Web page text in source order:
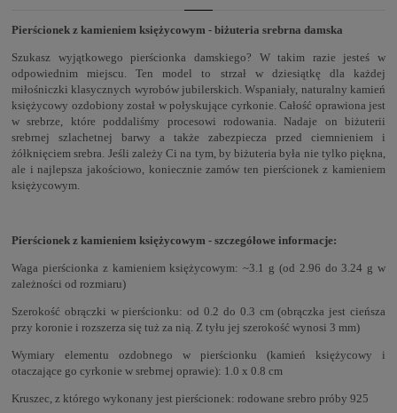
Pierścionek z kamieniem księżycowym - biżuteria srebrna damska
Szukasz wyjątkowego pierścionka damskiego? W takim razie jesteś w
odpowiednim miejscu. Ten model to strzał w dziesiątkę dla każdej
miłośniczki klasycznych wyrobów jubilerskich. Wspaniały, naturalny kamień
księżycowy ozdobiony został w połyskujące cyrkonie. Całość oprawiona jest
w srebrze, które poddaliśmy procesowi rodowania. Nadaje on biżuterii
srebrnej szlachetnej barwy a także zabezpiecza przed ciemnieniem i
żółknięciem srebra. Jeśli zależy Ci na tym, by biżuteria była nie tylko piękna,
ale i najlepsza jakościowo, koniecznie zamów ten pierścionek z kamieniem
księżycowym.
Pierścionek z kamieniem księżycowym - szczegółowe informacje:
Waga pierścionka z kamieniem księżycowym: ~3.1 g (od 2.96 do 3.24 g w
zależności od rozmiaru)
Szerokość obrączki w pierścionku: od 0.2 do 0.3 cm (obrączka jest cieńsza
przy koronie i rozszerza się tuż za nią. Z tyłu jej szerokość wynosi 3 mm)
Wymiary elementu ozdobnego w pierścionku (kamień księżycowy i
otaczające go cyrkonie w srebrnej oprawie): 1.0 x 0.8 cm
Kruszec, z którego wykonany jest pierścionek: rodowane srebro próby 925